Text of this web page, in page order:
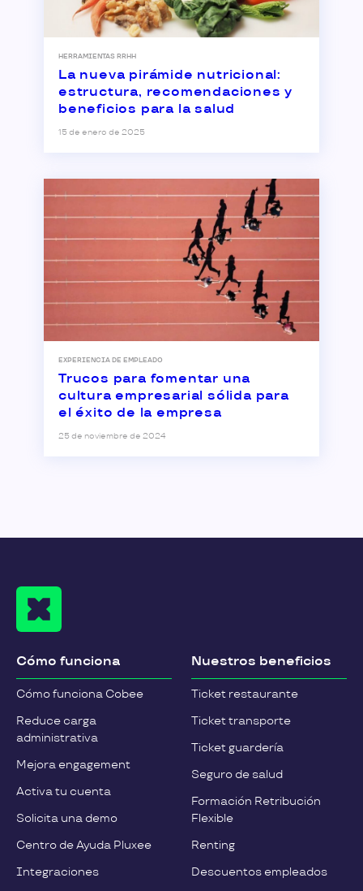
HERRAMIENTAS RRHH
La nueva pirámide nutricional:
estructura, recomendaciones y
beneficios para la salud
15 de enero de 2025
EXPERIENCIA DE EMPLEADO
Trucos para fomentar una
cultura empresarial sólida para
el éxito de la empresa
25 de noviembre de 2024
Cómo funciona
Cómo funciona Cobee
Reduce carga
administrativa
Mejora engagement
Activa tu cuenta
Solicita una demo
Centro de Ayuda Pluxee
Integraciones
Nuestros beneficios
Ticket restaurante
Ticket transporte
Ticket guardería
Seguro de salud
Formación Retribución
Flexible
Renting
Descuentos empleados